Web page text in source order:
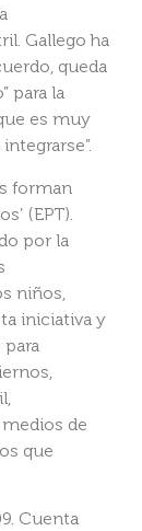
Gallego ha
queda
para la
es muy
forman
(EPT).
por la
niños,
iniciativa y
de
que
Cuenta